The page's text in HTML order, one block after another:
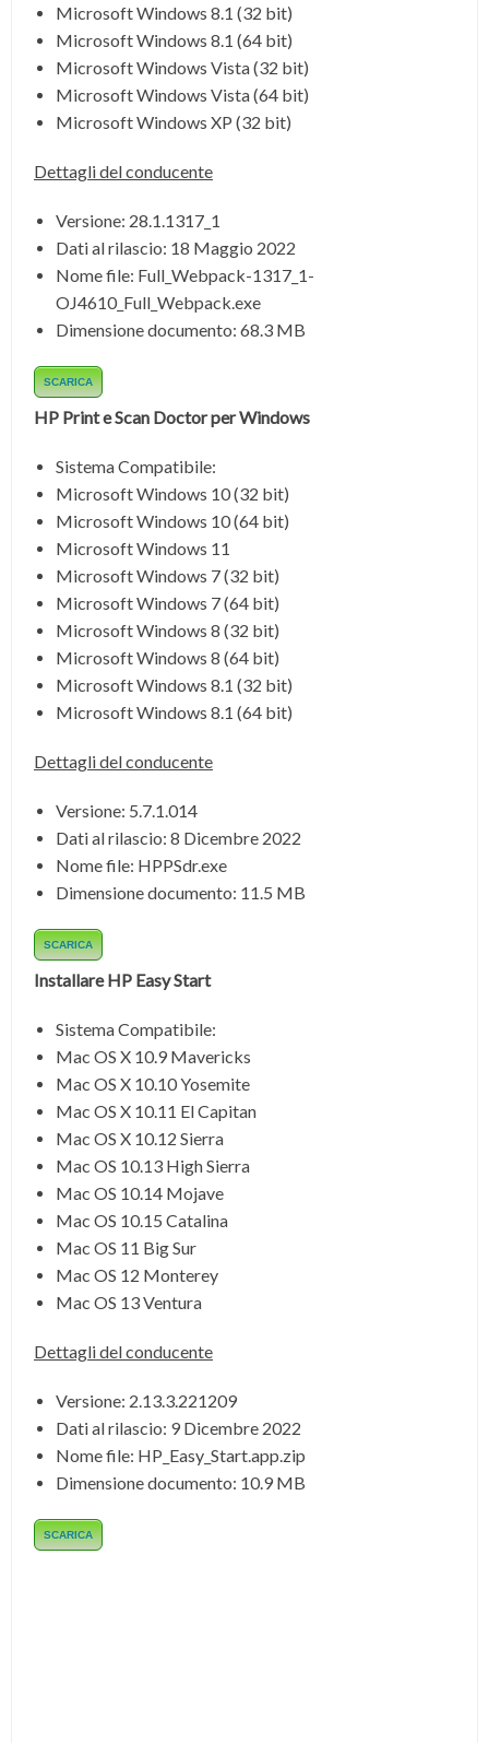
Microsoft Windows 8.1 (32 bit)
Microsoft Windows 8.1 (64 bit)
Microsoft Windows Vista (32 bit)
Microsoft Windows Vista (64 bit)
Microsoft Windows XP (32 bit)
Dettagli del conducente
Versione: 28.1.1317_1
Dati al rilascio: 18 Maggio 2022
Nome file: Full_Webpack-1317_1-
OJ4610_Full_Webpack.exe
Dimensione documento: 68.3 MB
SCARICA
HP Print e Scan Doctor per Windows
Sistema Compatibile:
Microsoft Windows 10 (32 bit)
Microsoft Windows 10 (64 bit)
Microsoft Windows 11
Microsoft Windows 7 (32 bit)
Microsoft Windows 7 (64 bit)
Microsoft Windows 8 (32 bit)
Microsoft Windows 8 (64 bit)
Microsoft Windows 8.1 (32 bit)
Microsoft Windows 8.1 (64 bit)
Dettagli del conducente
Versione: 5.7.1.014
Dati al rilascio: 8 Dicembre 2022
Nome file: HPPSdr.exe
Dimensione documento: 11.5 MB
SCARICA
Installare HP Easy Start
Sistema Compatibile:
Mac OS X 10.9 Mavericks
Mac OS X 10.10 Yosemite
Mac OS X 10.11 El Capitan
Mac OS X 10.12 Sierra
Mac OS 10.13 High Sierra
Mac OS 10.14 Mojave
Mac OS 10.15 Catalina
Mac OS 11 Big Sur
Mac OS 12 Monterey
Mac OS 13 Ventura
Dettagli del conducente
Versione: 2.13.3.221209
Dati al rilascio: 9 Dicembre 2022
Nome file: HP_Easy_Start.app.zip
Dimensione documento: 10.9 MB
SCARICA